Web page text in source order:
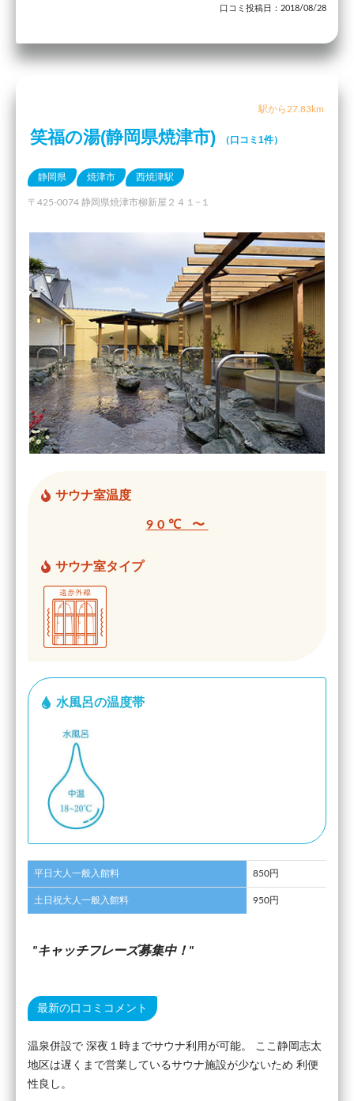
口コミ投稿日：2018/08/28
駅から27.83km
笑福の湯(静岡県焼津市) （口コミ1件）
静岡県 焼津市 西焼津駅
〒425-0074 静岡県焼津市柳新屋２４１−１
サウナ室温度
90℃ 〜
サウナ室タイプ
水風呂の温度帯
平日大人一般入館料 850円
土日祝大人一般入館料 950円
キャッチフレーズ募集中！
最新の口コミコメント
温泉併設で 深夜１時までサウナ利用が可能。 ここ静岡志太
地区は遅くまで営業しているサウナ施設が少ないため 利便
性良し。